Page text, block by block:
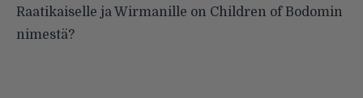
Raatikaiselle ja Wirmanille on Children of Bodomin
nimestä?